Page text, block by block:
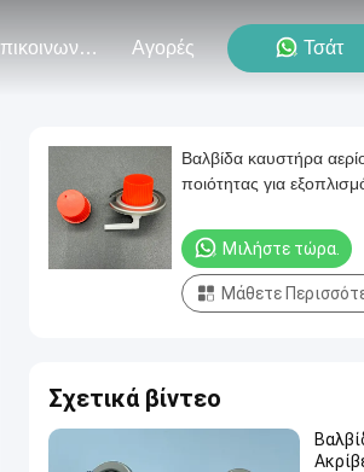
Επικοινωνήστε Μαζί Μας Αγορές Τσάτ
Βαλβίδα καυστήρα
ποιότητας για
Μιλήστε τώρα.
Μάθετε
Σχετικά βίντεο